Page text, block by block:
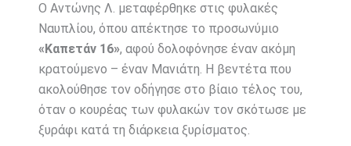
Ο Αντώνης Λ. μεταφέρθηκε στις φυλακές
Ναυπλίου, όπου απέκτησε το προσωνύμιο
«Καπετάν 16», αφού δολοφόνησε έναν ακόμη
κρατούμενο – έναν Μανιάτη. Η βεντέτα που
ακολούθησε τον οδήγησε στο βίαιο τέλος του,
όταν ο κουρέας των φυλακών τον σκότωσε με
ξυράφι κατά τη διάρκεια ξυρίσματος.